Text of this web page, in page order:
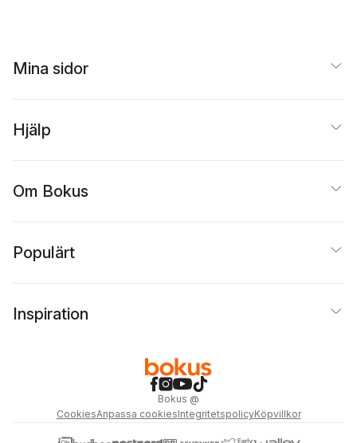
Mina sidor
Hjälp
Om Bokus
Populärt
Inspiration
Bokus @
CookiesAnpassa cookiesIntegritetspolicyKöpvillkor